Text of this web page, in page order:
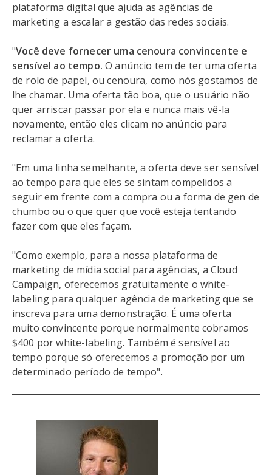
plataforma digital que ajuda as agências de
marketing a escalar a gestão das redes sociais.
"Você deve fornecer uma cenoura convincente e
sensível ao tempo.O anúncio tem de ter uma oferta
de rolo de papel, ou cenoura, como nós gostamos de
lhe chamar. Uma oferta tão boa, que o usuário não
quer arriscar passar por ela e nunca mais vê-la
novamente, então eles clicam no anúncio para
reclamar a oferta.
"Em uma linha semelhante, a oferta deve ser sensível
ao tempo para que eles se sintam compelidos a
seguir em frente com a compra ou a forma de gen de
chumbo ou o que quer que você esteja tentando
fazer com que eles façam.
"Como exemplo, para a nossa plataforma de
marketing de mídia social para agências, a Cloud
Campaign, oferecemos gratuitamente o white-
labeling para qualquer agência de marketing que se
inscreva para uma demonstração. É uma oferta
muito convincente porque normalmente cobramos
$400 por white-labeling. Também é sensível ao
tempo porque só oferecemos a promoção por um
determinado período de tempo".